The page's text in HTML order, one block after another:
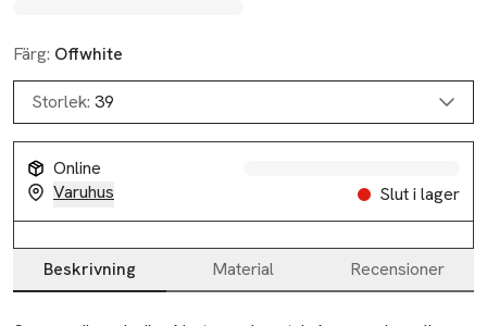
Färg: Offwhite
Storlek: 39
Online
Varuhus
Slut i lager
Beskrivning Material Recensioner